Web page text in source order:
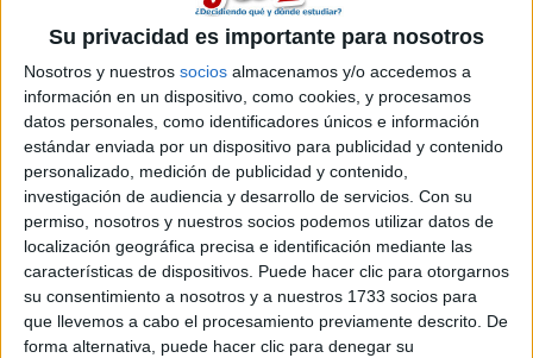
Su privacidad es importante para nosotros
Nosotros y nuestros socios almacenamos y/o accedemos a
información en un dispositivo, como cookies, y procesamos
datos personales, como identificadores únicos e información
estándar enviada por un dispositivo para publicidad y contenido
personalizado, medición de publicidad y contenido,
investigación de audiencia y desarrollo de servicios. Con su
permiso, nosotros y nuestros socios podemos utilizar datos de
localización geográfica precisa e identificación mediante las
características de dispositivos. Puede hacer clic para otorgarnos
su consentimiento a nosotros y a nuestros 1733 socios para
que llevemos a cabo el procesamiento previamente descrito. De
forma alternativa, puede hacer clic para denegar su
Sobre ti
Soy:*
Chico
Chica
¿En qué año terminas (o terminaste) bachillerato o FP?